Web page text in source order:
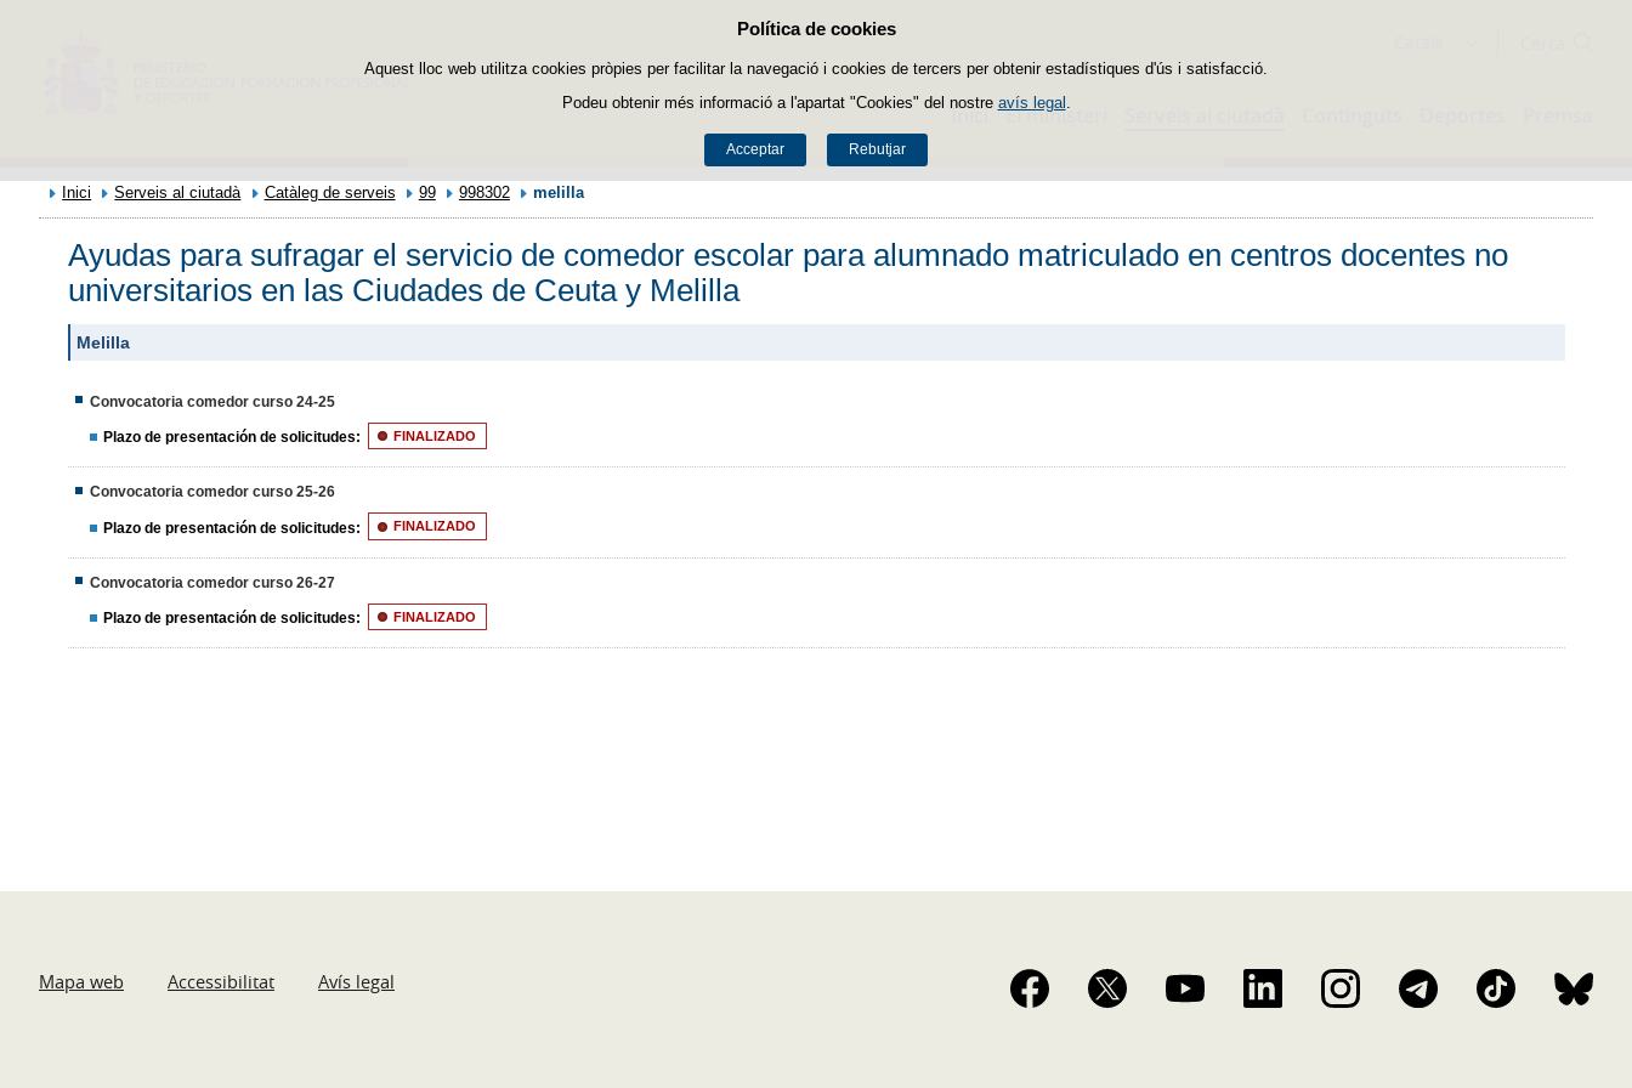
Política de cookies
Aquest lloc web utilitza cookies pròpies per facilitar la navegació i cookies de tercers per obtenir estadístiques d'ús i satisfacció.
Podeu obtenir més informació a l'apartat "Cookies" del nostre avís legal
Acceptar Rebutjar
Passar al contingut
Inici El ministeri
Inici Serveis al ciutadà Catàleg de serveis 99 998302 melilla
Ayudas para sufragar el servicio de comedor escolar para alumnado matriculado en centros docentes no
universitarios en las Ciudades de Ceuta y Melilla
Melilla
Convocatoria comedor curso 24-25
Plazo de presentación de solicitudes: FINALIZADO
Convocatoria comedor curso 25-26
Plazo de presentación de solicitudes: FINALIZADO
Convocatoria comedor curso 26-27
Plazo de presentación de solicitudes: FINALIZADO
Mapa web Accessibilitat Avís legal